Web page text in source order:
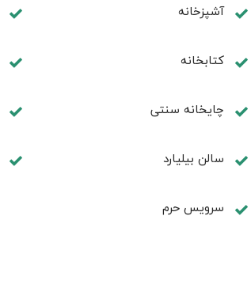
آشپزخانه
كتابخانه
چايخانه سنتی
سالن بيليارد
سرویس حرم